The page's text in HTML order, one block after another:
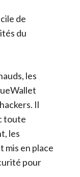
de
du
les
Il
toute
les
mis en place
pour